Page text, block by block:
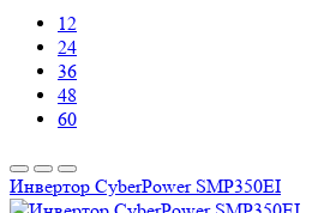
12
24
36
48
60
Инвертор CyberPower SMP350EI